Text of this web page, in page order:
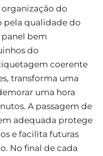
do
pela qualidade do
bem
do
coerente
transforma uma
uma hora
A passagem de
adequada protege
e facilita futuras
No final de cada